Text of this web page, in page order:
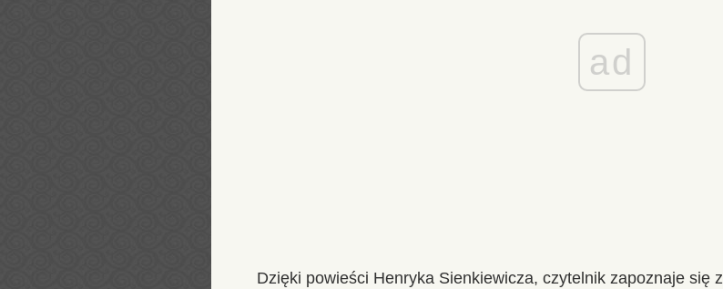
ad
Dzięki powieści Henryka Sienkiewicza, czytelnik zapoznaje się z